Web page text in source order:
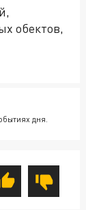
обектов,
дня.